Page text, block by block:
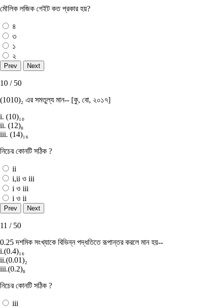
মৌলিক লজিক গেইট কত প্রকার হয়?
৪
৩
১
২
10 / 50
(1010)₂ এর সমতুল্য মান-- [কু, বাে, ২০১৭]
i. (10)₁₀
ii. (12)₈
iii. (14)₁₆
নিচের কোনটি সঠিক ?
ii
i,ii ও iii
i ও iii
i ও ii
11 / 50
0.25 দশমিক সংখ্যাকে বিভিন্ন পদ্ধতিতে রূপান্তর করলে মান হয়--
i.(0.4)₁₆
ii.(0.01)₂
iii.(0.2)₈
নিচের কোনটি সঠিক ?
iii